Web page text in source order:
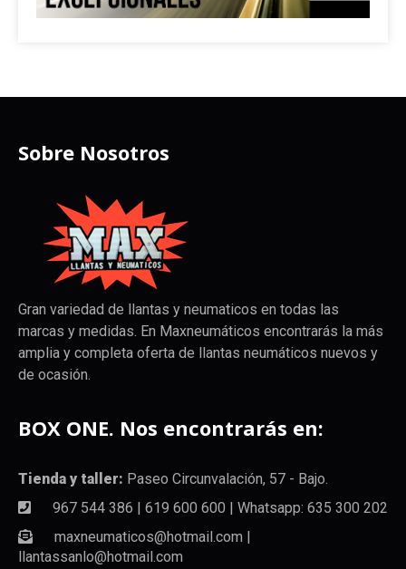
Sobre Nosotros
Gran variedad de llantas y neumaticos en todas las
marcas y medidas. En Maxneumáticos encontrarás la más
amplia y completa oferta de llantas neumáticos nuevos y
de ocasión.
BOX ONE. Nos encontrarás en:
Tienda y taller: Paseo Circunvalación, 57 - Bajo.
967 544 386 | 619 600 600 | Whatsapp: 635 300 202
maxneumaticos@hotmail.com |
llantassanlo@hotmail.com